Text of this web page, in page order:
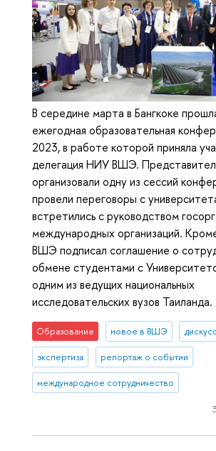
В середине марта в Бангкоке
ежегодная образовательная
2023, в работе которой приняла
делегация НИУ ВШЭ.
организовали одну из сессий
провели переговоры с
встретились с руководством
международных организаций.
ВШЭ подписал соглашение о
обмене студентами с
одним из ведущих национальных
исследовательских вузов Таиланда.
Образование новое в ВШЭ
экспертиза репортаж о событии
международное сотрудничество